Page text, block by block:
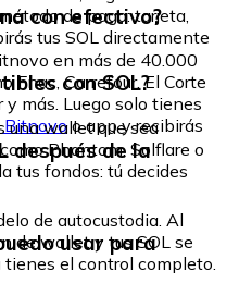
de pago: tarjeta,
tus SOL directamente
con efectivo?
en más de 40.000
Fnac, Carrefour, El Corte
más. Luego solo tienes
Bitnovoo app y recibirás
con SOL?
una wallet que sea
Phantom, Solflare o
tus fondos: tú decides
después de la
de autocustodia. Al
de wallet y tus SOL se
el control completo.
usar para